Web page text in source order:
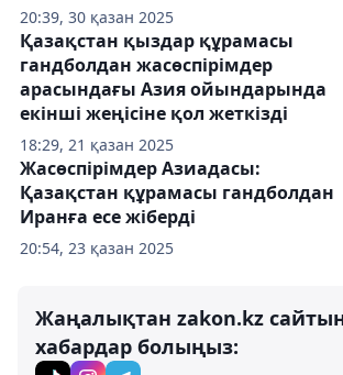
20:39, 30 қазан 2025
18:29, 21 қазан 2025
Қазақстан қыздар құрамасы
гандболдан жасөспірімдер
арасындағы Азия ойындарында
екінші жеңісіне қол жеткізді
20:54, 23 қазан 2025
Жасөспірімдер Азиадасы:
Қазақстан құрамасы гандболдан
Иранға есе жіберді
Жаңалықтан zakon.kz
хабардар болыңыз: